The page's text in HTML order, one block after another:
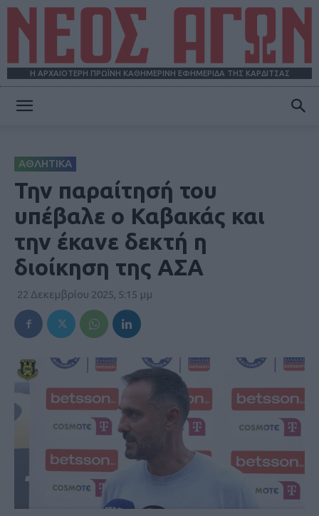
Η ΑΡΧΑΙΟΤΕΡΗ ΠΡΩΪΝΗ ΚΑΘΗΜΕΡΙΝΗ ΕΦΗΜΕΡΙΔΑ ΤΗΣ ΚΑΡΔΙΤΣΑΣ
ΑΘΛΗΤΙΚΑ
Την παραίτησή του
υπέβαλε ο Καβακάς και
την έκανε δεκτή η
διοίκηση της AΣΑ
22 Δεκεμβρίου 2025, 5:15 μμ